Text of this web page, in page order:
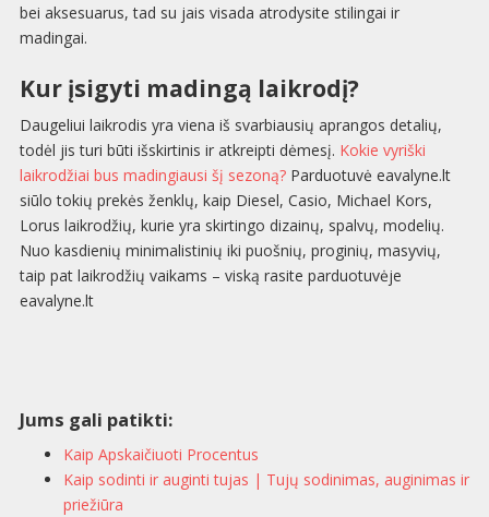
bei aksesuarus, tad su jais visada atrodysite stilingai ir
madingai.
Kur įsigyti madingą laikrodį?
Daugeliui laikrodis yra viena iš svarbiausių aprangos detalių,
todėl jis turi būti išskirtinis ir atkreipti dėmesį. Kokie vyriški
laikrodžiai bus madingiausi šį sezoną?Parduotuvė eavalyne.lt
siūlo tokių prekės ženklų, kaip Diesel, Casio, Michael Kors,
Lorus laikrodžių, kurie yra skirtingo dizainų, spalvų, modelių.
Nuo kasdienių minimalistinių iki puošnių, proginių, masyvių,
taip pat laikrodžių vaikams – viską rasite parduotuvėje
eavalyne.lt
Jums gali patikti:
Kaip Apskaičiuoti Procentus
Kaip sodinti ir auginti tujas | Tujų sodinimas, auginimas ir
priežiūra